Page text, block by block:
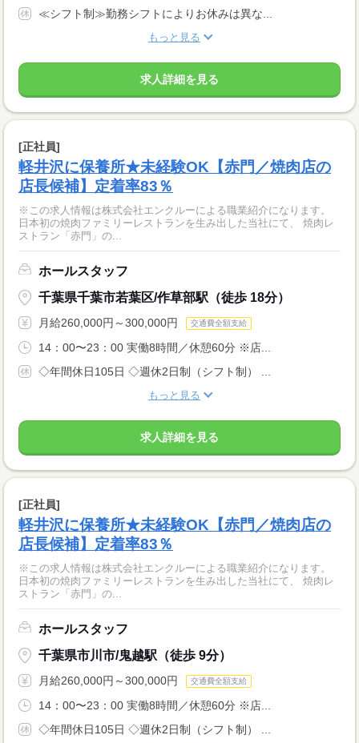
≪シフト制≫勤務シフトによりお休みは異な...
もっと見る
求人詳細を見る
[正社員]
軽井沢に保養所★未経験OK【赤門／焼肉店の
店長候補】定着率83％
※この求人情報は株式会社エンクルーによる職業紹介になります。
日本初の焼肉ファミリーレストランを生み出した当社にて、 焼肉レ
ストラン「赤門」の...
ホールスタッフ
千葉県千葉市若葉区/作草部駅（徒歩 18分）
月給260,000円～300,000円 交通費全額支給
14：00〜23：00 実働8時間／休憩60分 ※店...
◇年間休日105日 ◇週休2日制（シフト制） ...
もっと見る
求人詳細を見る
[正社員]
軽井沢に保養所★未経験OK【赤門／焼肉店の
店長候補】定着率83％
※この求人情報は株式会社エンクルーによる職業紹介になります。
日本初の焼肉ファミリーレストランを生み出した当社にて、 焼肉レ
ストラン「赤門」の...
ホールスタッフ
千葉県市川市/鬼越駅（徒歩 9分）
月給260,000円～300,000円 交通費全額支給
14：00〜23：00 実働8時間／休憩60分 ※店...
◇年間休日105日 ◇週休2日制（シフト制） ...